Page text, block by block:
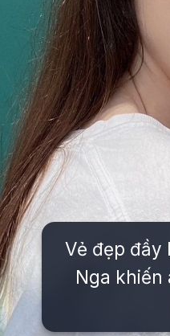
Vẻ đẹp đầy
Nga khiến